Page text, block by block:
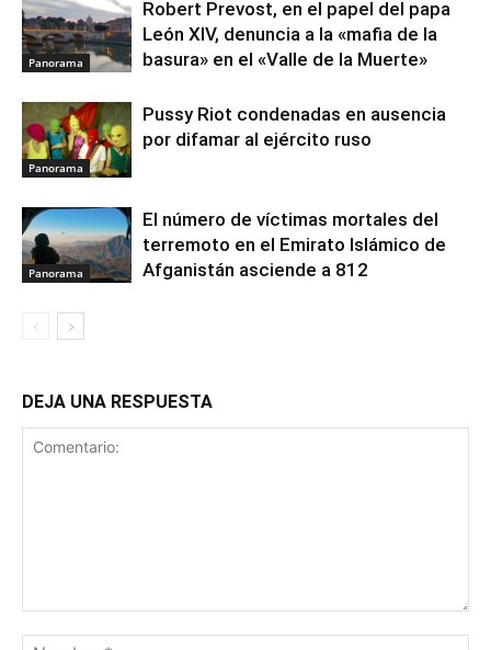
Panorama
Robert Prevost, en el papel del papa
León XIV, denuncia a la «mafia de la
basura» en el «Valle de la Muerte»
Panorama
Pussy Riot condenadas en ausencia
por difamar al ejército ruso
Panorama
El número de víctimas mortales del
terremoto en el Emirato Islámico de
Afganistán asciende a 812
DEJA UNA RESPUESTA